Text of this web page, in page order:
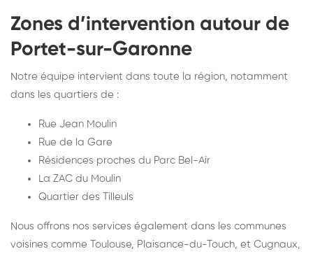
Zones d’intervention autour de
Portet-sur-Garonne
Notre équipe intervient dans toute la région, notamment
dans les quartiers de :
Rue Jean Moulin
Rue de la Gare
Résidences proches du Parc Bel-Air
La ZAC du Moulin
Quartier des Tilleuls
Nous offrons nos services également dans les communes
voisines comme Toulouse, Plaisance-du-Touch, et Cugnaux,